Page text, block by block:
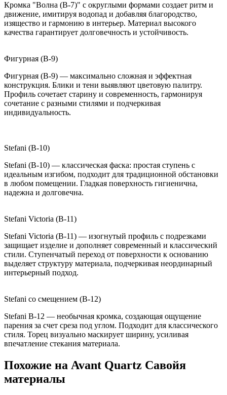
Кромка "Волна (B-7)" с округлыми формами создает ритм и
движение, имитируя водопад и добавляя благородство,
изящество и гармонию в интерьер. Материал высокого
качества гарантирует долговечность и устойчивость.
Фигурная (B-9)
Фигурная (B-9) — максимально сложная и эффектная
конструкция. Блики и тени выявляют цветовую палитру.
Профиль сочетает старину и современность, гармонируя
сочетание с разными стилями и подчеркивая
индивидуальность.
Stefani (B-10)
Stefani (B-10) — классическая фаска: простая ступень с
идеальным изгибом, подходит для традиционной обстановки
в любом помещении. Гладкая поверхность гигиенична,
надежна и долговечна.
Stefani Victoria (B-11)
Stefani Victoria (B-11) — изогнутый профиль с подрезками
защищает изделие и дополняет современный и классический
стили. Ступенчатый переход от поверхности к основанию
выделяет структуру материала, подчеркивая неординарный
интерьерный подход.
Stefani со смещением (B-12)
Stefani B-12 — необычная кромка, создающая ощущение
парения за счет среза под углом. Подходит для классического
стиля. Торец визуально маскирует ширину, усиливая
впечатление стекания материала.
Похожие на Avant Quartz Савойя
материалы